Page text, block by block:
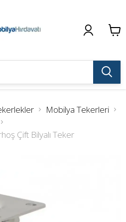
Mobilya Tekerleri
Çift Bilyalı Teker